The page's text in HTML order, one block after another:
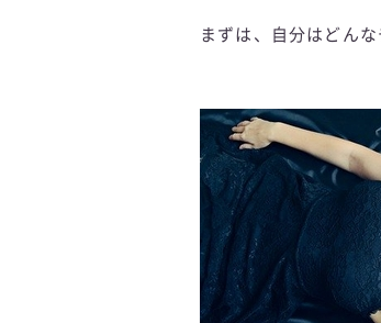
まずは、自分はどん